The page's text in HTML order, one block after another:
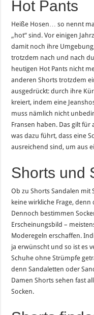
Hot Pants
Heiße Hosen… so nennt
„hot“ sind. Vor einigen
damit noch ihre
trotzdem nach und nach
heutigen Hot Pants nicht
anderen Shorts trotzdem
ausgedrückt: durch ihre
kreiert, indem eine
muss nämlich nicht
Fransen haben. Das gilt für
was dazu führt, dass eine
ausreichend sind, um aus
Shorts und
Ob zu Shorts Sandalen mit
keine wirkliche Frage,
Dennoch bestimmen
Erscheinungsbild –
Moderegeln erschaffen.
ja erwünscht und so ist es
Schuhe ohne Strümpfe
denn Sandaletten oder
Damen Shorts sehen fast
Socken.